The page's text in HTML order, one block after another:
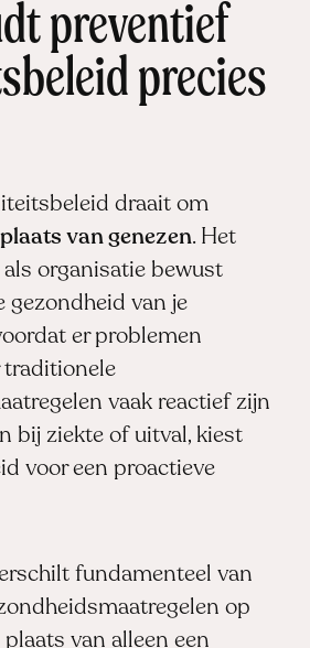
preventief
precies
draait om
van genezen. Het
organisatie bewust
gezondheid van je
er problemen
traditionele
vaak reactief zijn
bij ziekte of uitval, kiest
voor een proactieve
fundamenteel van
op
van alleen een